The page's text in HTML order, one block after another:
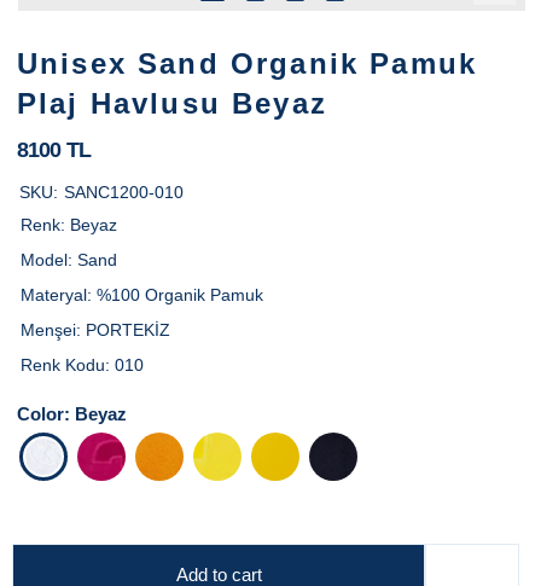
Unisex Sand Organik Pamuk
Plaj Havlusu Beyaz
8100 TL
SKU: SANC1200-010
Renk: Beyaz
Model: Sand
Materyal: %100 Organik Pamuk
Menşei: PORTEKİZ
Renk Kodu: 010
Color: Beyaz
Add to cart